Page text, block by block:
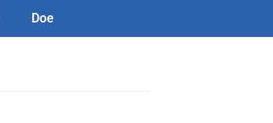
Doe